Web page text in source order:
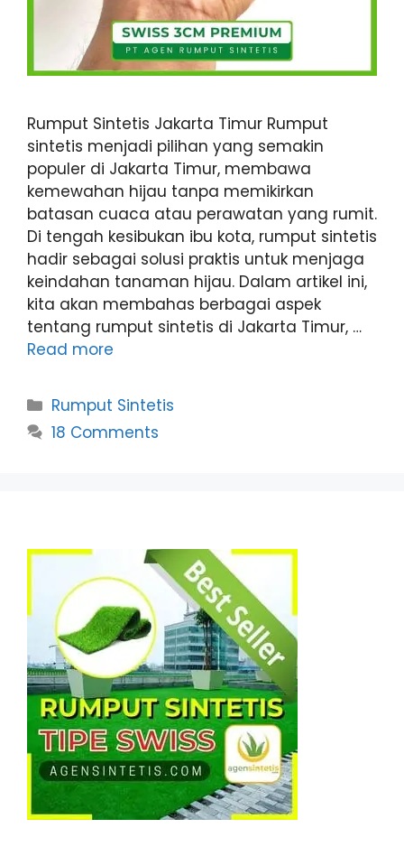
Rumput Sintetis Jakarta Timur Rumput
sintetis menjadi pilihan yang semakin
populer di Jakarta Timur, membawa
kemewahan hijau tanpa memikirkan
batasan cuaca atau perawatan yang rumit.
Di tengah kesibukan ibu kota, rumput sintetis
hadir sebagai solusi praktis untuk menjaga
keindahan tanaman hijau. Dalam artikel ini,
kita akan membahas berbagai aspek
tentang rumput sintetis di Jakarta Timur, …
Read more
Categories
Rumput Sintetis
18 Comments